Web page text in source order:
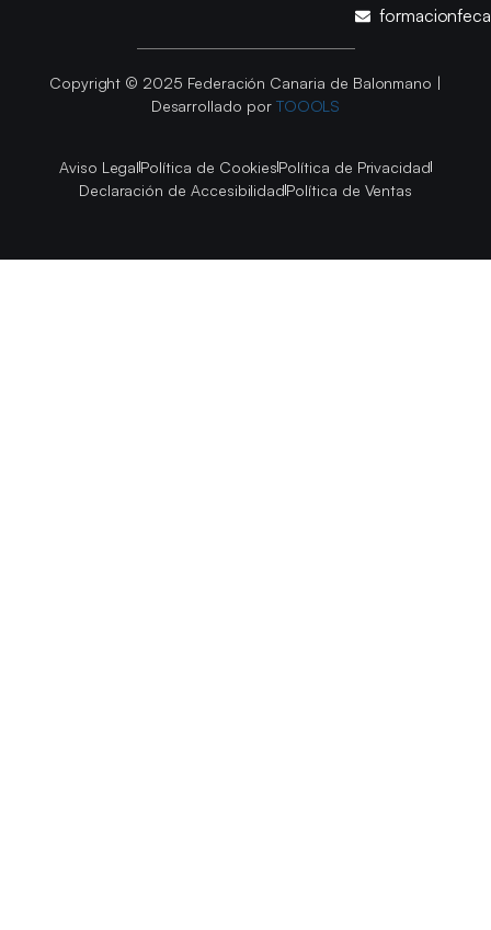
Copyright © 2025 Federación Canaria de Balonmano |
Desarrollado por TOOOLS
Aviso LegalPolítica de CookiesPolítica de Privacidad
Declaración de AccesibilidadPolítica de Ventas